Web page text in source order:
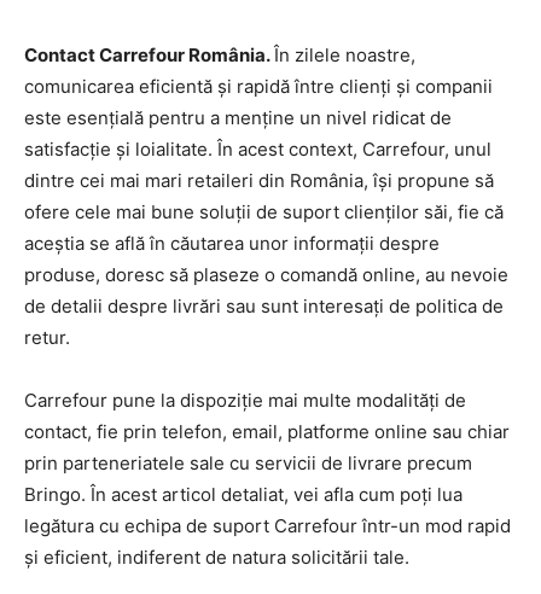
Contact Carrefour România.În zilele noastre,
comunicarea eficientă și rapidă între clienți și companii
este esențială pentru a menține un nivel ridicat de
satisfacție și loialitate. În acest context, Carrefour, unul
dintre cei mai mari retaileri din România, își propune să
ofere cele mai bune soluții de suport clienților săi, fie că
aceștia se află în căutarea unor informații despre
produse, doresc să plaseze o comandă online, au nevoie
de detalii despre livrări sau sunt interesați de politica de
retur.
Carrefour pune la dispoziție mai multe modalități de
contact, fie prin telefon, email, platforme online sau chiar
prin parteneriatele sale cu servicii de livrare precum
Bringo. În acest articol detaliat, vei afla cum poți lua
legătura cu echipa de suport Carrefour într-un mod rapid
și eficient, indiferent de natura solicitării tale.